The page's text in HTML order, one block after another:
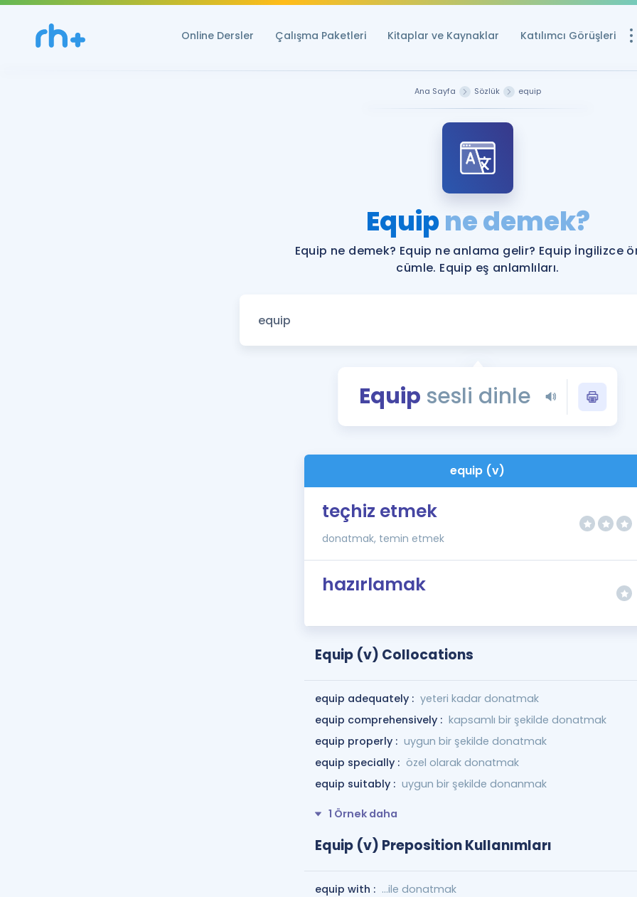
Online Dersler Çalışma Paketleri Kitaplar ve Kaynaklar Katılımcı Görüşleri
YDS ve YÖKDİL
Rehberlik Aracı
YDS ve YÖKDİL'e
Tüm ÖSYM
YDS - YÖKDİL
İngilizce Gramer
Ana Sayfa Sözlük equip
Equipne demek?
Equip ne demek? Equip ne anlama gelir? Equip İngilizce
cümle. Equip eş anlamlıları.
Equip sesli dinle
equip (v)
teçhiz etmek
donatmak, temin etmek
hazırlamak
Equip (v) Collocations
equip adequately : yeteri kadar donatmak
equip comprehensively : kapsamlı bir şekilde donatmak
equip properly : uygun bir şekilde donatmak
equip specially : özel olarak donatmak
equip suitably : uygun bir şekilde donanmak
1 Örnek daha
Equip (v) Preposition Kullanımları
equip with : ...ile donatmak